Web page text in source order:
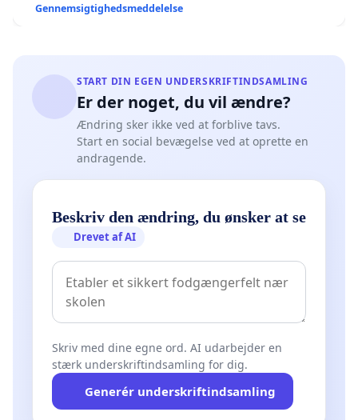
Gennemsigtighedsmeddelelse
START DIN EGEN UNDERSKRIFTINDSAMLING
Er der noget, du vil ændre?
Ændring sker ikke ved at forblive tavs.
Start en social bevægelse ved at oprette en
andragende.
Beskriv den ændring, du ønsker at se
Drevet af AI
Skriv med dine egne ord. AI udarbejder en
stærk underskriftindsamling for dig.
Generér underskriftindsamling